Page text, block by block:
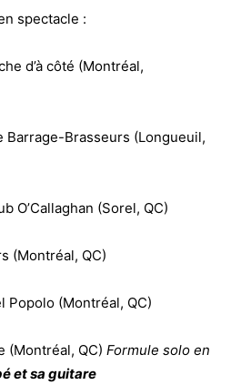
spectacle :
d’à côté (Montréal,
Barrage-Brasseurs (Longueuil,
O’Callaghan (Sorel, QC)
(Montréal, QC)
Popolo (Montréal, QC)
(Montréal, QC) Formule solo en
et sa guitare